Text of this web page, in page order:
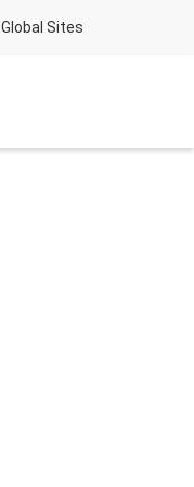
Global Sites